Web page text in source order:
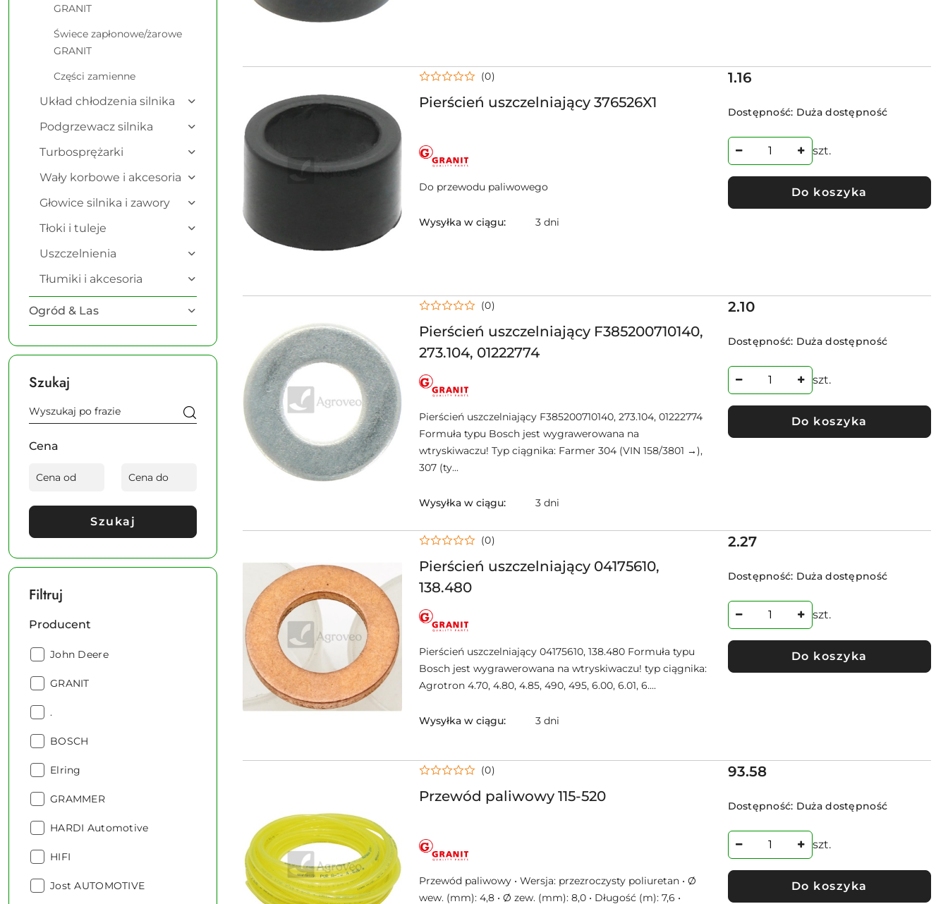
GRANIT
Świece zapłonowe/żarowe
GRANIT
Części zamienne
Układ chłodzenia silnika
Podgrzewacz silnika
Turbosprężarki
Wały korbowe i akcesoria
Głowice silnika i zawory
Tłoki i tuleje
Uszczelnienia
Tłumiki i akcesoria
Ogród & Las
Szukaj
Cena
Szukaj
Filtruj
Producent
Producent:
John Deere
Producent:
GRANIT
Producent:
.
Producent:
BOSCH
Producent:
Elring
Producent:
GRAMMER
Producent:
HARDI Automotive
Producent:
HIFI
Producent:
Jost AUTOMOTIVE
Pierścień uszczelniający 376526X1
(0)
NAZWA
PRODUCENTA:
GRANIT
Do przewodu paliwowego
Wysyłka w ciągu: 3 dni
Cena:
1.16
Dostępność: Duża dostępność
szt.
Do koszyka
Pierścień uszczelniający F385200710140,
273.104, 01222774
(0)
NAZWA
PRODUCENTA:
GRANIT
Pierścień uszczelniający F385200710140, 273.104, 01222774
Formuła typu Bosch jest wygrawerowana na
wtryskiwaczu! Typ ciągnika: Farmer 304 (VIN 158/3801 →),
307 (ty...
Wysyłka w ciągu: 3 dni
Cena:
2.10
Dostępność: Duża dostępność
szt.
Do koszyka
Pierścień uszczelniający 04175610,
138.480
(0)
NAZWA
PRODUCENTA:
GRANIT
Pierścień uszczelniający 04175610, 138.480 Formuła typu
Bosch jest wygrawerowana na wtryskiwaczu! typ ciągnika:
Agrotron 4.70, 4.80, 4.85, 490, 495, 6.00, 6.01, 6....
Wysyłka w ciągu: 3 dni
Cena:
2.27
Dostępność: Duża dostępność
szt.
Do koszyka
Przewód paliwowy 115-520
(0)
NAZWA
PRODUCENTA:
GRANIT
Przewód paliwowy • Wersja: przezroczysty poliuretan • Ø
wew. (mm): 4,8 • Ø zew. (mm): 8,0 • Długość (m): 7,6 •
Cena:
93.58
Dostępność: Duża dostępność
szt.
Do koszyka